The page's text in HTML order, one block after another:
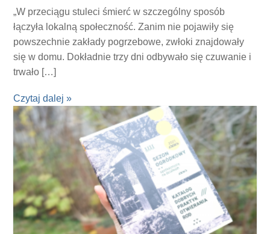
„W przeciągu stuleci śmierć w szczególny sposób
łączyła lokalną społeczność. Zanim nie pojawiły się
powszechnie zakłady pogrzebowe, zwłoki znajdowały
się w domu. Dokładnie trzy dni odbywało się czuwanie i
trwało […]
Czytaj dalej »